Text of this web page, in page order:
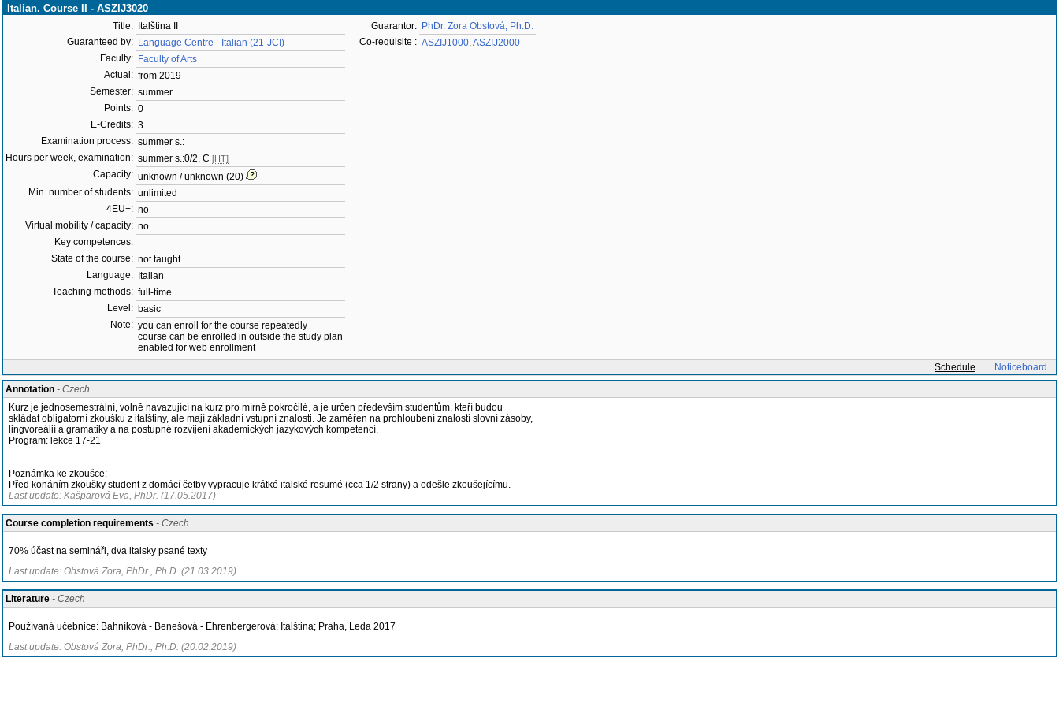
Italian. Course II - ASZIJ3020
Title:
Italština II
Guaranteed by: Language Centre - Italian (21-JCI)
Faculty: Faculty of Arts
Actual: from 2019
Semester: summer
Points: 0
E-Credits: 3
Examination process: summer s.:
Hours per week, examination: summer s.:0/2, C [HT]
Capacity: unknown / unknown (20)
Min. number of students: unlimited
4EU+: no
Virtual mobility / capacity: no
Key competences:
State of the course: not taught
Language:
Italian
Teaching methods: full-time
Level: basic
Note: you can enroll for the course repeatedly
course can be enrolled in outside the study plan
enabled for web enrollment
Guarantor: PhDr. Zora Obstová, Ph.D.
Co-requisite : ASZIJ1000,ASZIJ2000
Schedule
Noticeboard
Annotation - Czech
Kurz je jednosemestrální, volně navazující na kurz pro mírně pokročilé, a je určen především studentům, kteří budou
skládat obligatorní zkoušku z italštiny, ale mají základní vstupní znalosti. Je zaměřen na prohloubení znalostí slovní zásoby,
lingvoreálií a gramatiky a na postupné rozvíjení akademických jazykových kompetencí.
Program: lekce 17-21
Poznámka ke zkoušce:
Před konáním zkoušky student z domácí četby vypracuje krátké italské resumé (cca 1/2 strany) a odešle zkoušejícímu.
Last update: Kašparová Eva, PhDr. (17.05.2017)
Course completion requirements - Czech
70% účast na semináři, dva italsky psané texty
Last update: Obstová Zora, PhDr., Ph.D. (21.03.2019)
Literature - Czech
Používaná učebnice: Bahníková - Benešová - Ehrenbergerová: Italština; Praha, Leda 2017
Last update: Obstová Zora, PhDr., Ph.D. (20.02.2019)